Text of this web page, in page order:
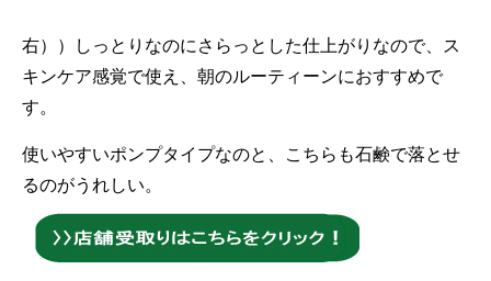
右））しっとりなのにさらっとした仕上がりなので、ス
キンケア感覚で使え、朝のルーティーンにおすすめで
す。
使いやすいポンプタイプなのと、こちらも石鹸で落とせ
るのがうれしい。